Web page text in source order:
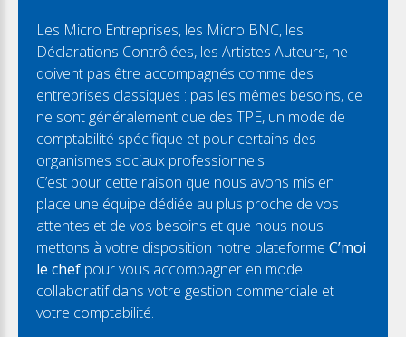
Les Micro Entreprises, les Micro BNC, les
Déclarations Contrôlées, les Artistes Auteurs, ne
doivent pas être accompagnés comme des
entreprises classiques : pas les mêmes besoins, ce
ne sont généralement que des TPE, un mode de
comptabilité spécifique et pour certains des
organismes sociaux professionnels.
C’est pour cette raison que nous avons mis en
place une équipe dédiée au plus proche de vos
attentes et de vos besoins et que nous nous
mettons à votre disposition notre plateforme C’moi
le chef pour vous accompagner en mode
collaboratif dans votre gestion commerciale et
votre comptabilité.